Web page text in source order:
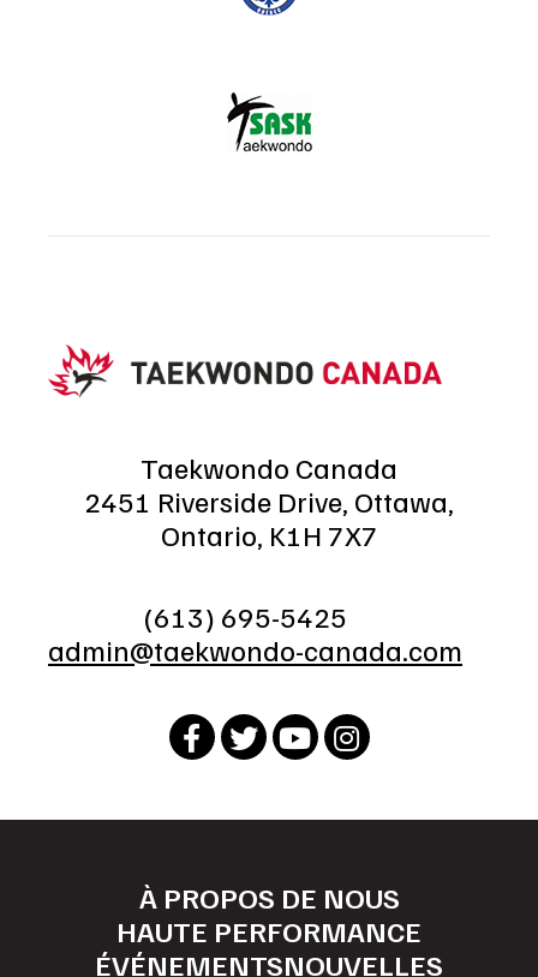
Taekwondo Canada
2451 Riverside Drive, Ottawa,
Ontario, K1H 7X7
(613) 695-5425
admin@taekwondo-canada.com
À PROPOS DE NOUS
HAUTE PERFORMANCE
ÉVÉNEMENTSNOUVELLES